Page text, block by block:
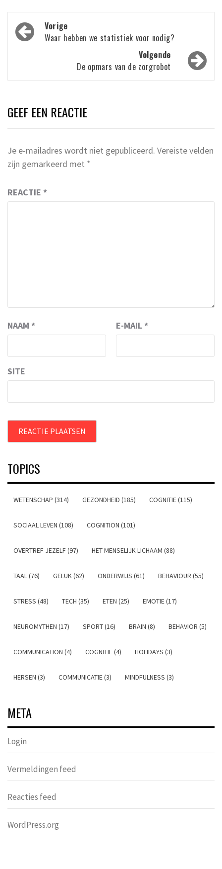
Bericht
navigatie
Vorige
Waar hebben we statistiek voor nodig?
Volgende
De opmars van de zorgrobot
GEEF EEN REACTIE
Je e-mailadres wordt niet gepubliceerd. Vereiste velden
zijn gemarkeerd met *
REACTIE *
NAAM * E-MAIL *
SITE
TOPICS
WETENSCHAP (314) GEZONDHEID (185) COGNITIE (115)
SOCIAAL LEVEN (108) COGNITION (101)
OVERTREF JEZELF (97) HET MENSELIJK LICHAAM (88)
TAAL (76) GELUK (62) ONDERWIJS (61) BEHAVIOUR (55)
STRESS (48) TECH (35) ETEN (25) EMOTIE (17)
NEUROMYTHEN (17) SPORT (16) BRAIN (8) BEHAVIOR (5)
COMMUNICATION (4) COGNITIE (4) HOLIDAYS (3)
HERSEN (3) COMMUNICATIE (3) MINDFULNESS (3)
META
Login
Vermeldingen feed
Reacties feed
WordPress.org